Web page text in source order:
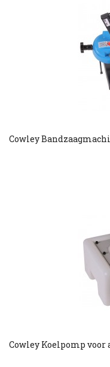
Cowley
Cowley Koelpomp voor